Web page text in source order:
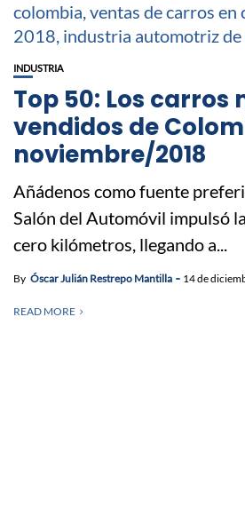
INDUSTRIA
Top 50: Los carros
vendidos de
noviembre/2018
Añádenos como fuente
Salón del Automóvil impulsó
cero kilómetros, llegando a...
By Óscar Julián Restrepo Mantilla 14 de
READ MORE